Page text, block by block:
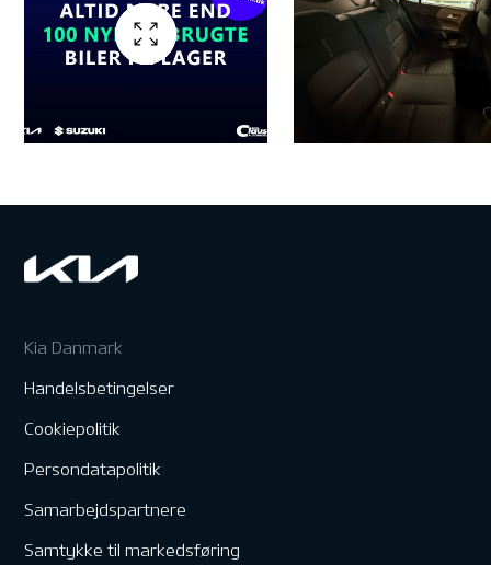
Kia Danmark
Handelsbetingelser
Cookiepolitik
Persondatapolitik
Samarbejdspartnere
Samtykke til markedsføring